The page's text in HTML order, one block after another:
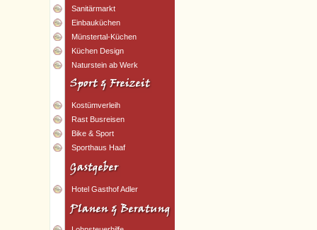
Sanitärmarkt
Einbauküchen
Münstertal-Küchen
Küchen Design
Naturstein ab Werk
Kostümverleih
Rast Busreisen
Bike & Sport
Sporthaus Haaf
Hotel Gasthof Adler